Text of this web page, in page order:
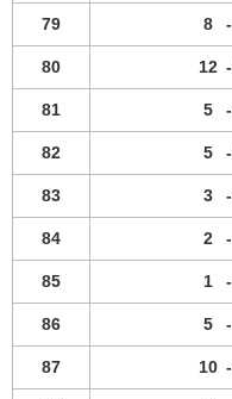
79 8 -
80 12 -
81 5 -
82 5 -
83 3 -
84 2 -
85 1 -
86 5 -
87 10 -